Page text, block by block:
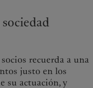
recuerda a una
justo en los
su actuación, y